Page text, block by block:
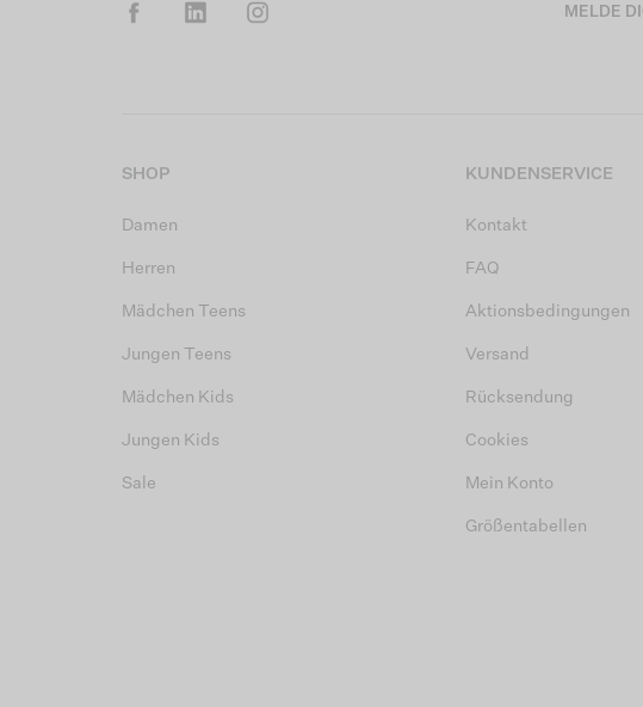
MELDE
SHOP
Damen
Herren
Mädchen Teens
Jungen Teens
Mädchen Kids
Jungen Kids
Sale
KUNDENSERVICE
Kontakt
FAQ
Aktionsbedingungen
Versand
Rücksendung
Cookies
Mein Konto
Größentabellen